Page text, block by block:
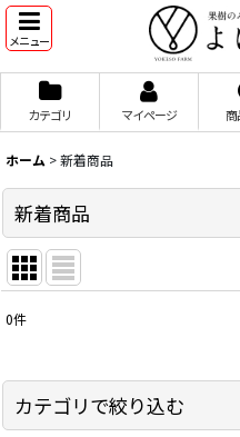
メニュー
カテゴリ マイページ 商
ホーム >新着商品
新着商品
並び順:
0件
カテゴリで絞り込む